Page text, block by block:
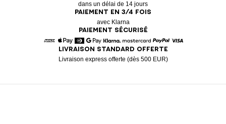
dans un délai de 14 jours
PAIEMENT EN 3/4 FOIS
avec Klarna
PAIEMENT SÉCURISÉ
American Express
Apple Pay
DinersGoogle Pay
Klarna MastercardPaypal
LIVRAISON STANDARD OFFERTE
Livraison express offerte (dès 500 EUR)